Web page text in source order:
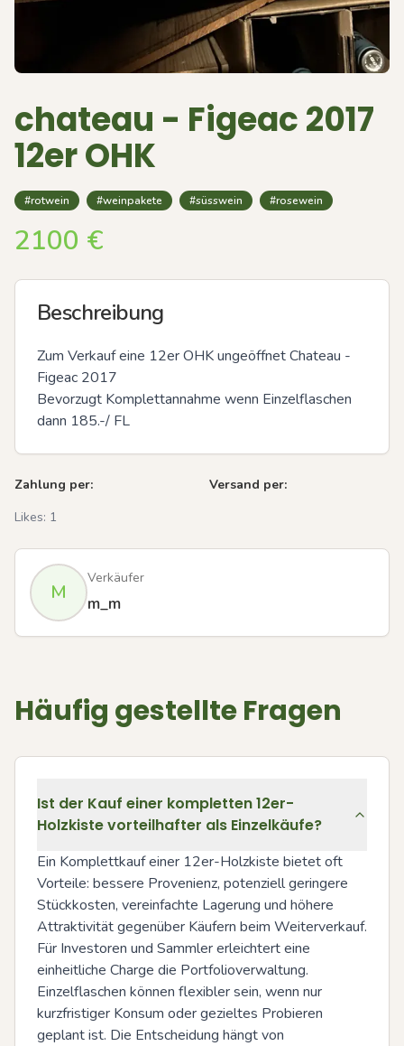
chateau - Figeac 2017
12er OHK
#rotwein #weinpakete #süsswein #rosewein
2100 €
Beschreibung
Zum Verkauf eine 12er OHK ungeöffnet Chateau -
Figeac 2017
Bevorzugt Komplettannahme wenn Einzelflaschen
dann 185.-/ FL
Zahlung per:
Versand per:
Likes: 1
M
Verkäufer
m_m
Häufig gestellte Fragen
Ist der Kauf einer kompletten 12er-
Holzkiste vorteilhafter als Einzelkäufe?
Ein Komplettkauf einer 12er-Holzkiste bietet oft
Vorteile: bessere Provenienz, potenziell geringere
Stückkosten, vereinfachte Lagerung und höhere
Attraktivität gegenüber Käufern beim Weiterverkauf.
Für Investoren und Sammler erleichtert eine
einheitliche Charge die Portfolioverwaltung.
Einzelflaschen können flexibler sein, wenn nur
kurzfristiger Konsum oder gezieltes Probieren
geplant ist. Die Entscheidung hängt von